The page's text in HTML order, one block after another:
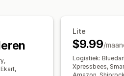
Lite
$9.99/
Logistiek:
Xpressbees,